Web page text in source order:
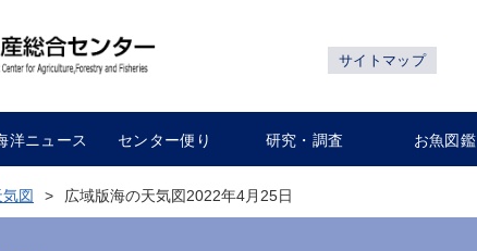
サイトマップ
洋ニュース センター便り 研究・調査 お魚図鑑
図 広域版海の天気図2022年4月25日